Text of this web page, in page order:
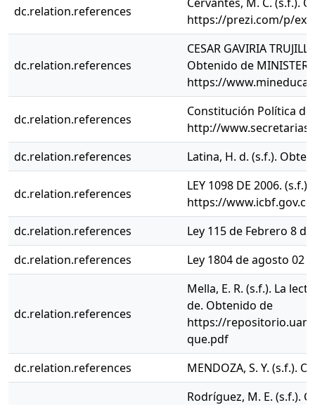
dc.relation.references
https://prezi.com/p/
dc.relation.references
CESAR GAVIRIA
Obtenido de
https://
dc.relation.references
Constitución Política de
http://
dc.relation.references
Latina, H. d. (s.f.).
dc.relation.references
LEY 1098 DE 2006.
https://
dc.relation.references
Ley 115 de Febrero 8
dc.relation.references
Ley 1804 de agosto 02
dc.relation.references
Mella, E. R. (s.f.). La
de. Obtenido de
https://
que.pdf
dc.relation.references
MENDOZA, S. Y. (s.f.).
Rodríguez, M. E. (s.f.).